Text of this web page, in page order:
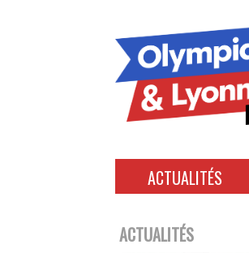
ACTUALITÉS
ACTUALITÉS